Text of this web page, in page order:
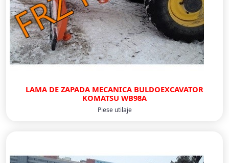
LAMA DE ZAPADA MECANICA BULDOEXCAVATOR
KOMATSU WB98A
Piese utilaje